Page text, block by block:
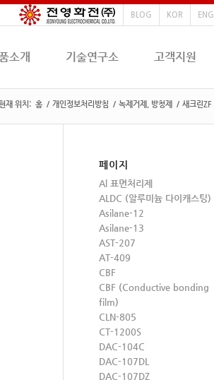
BLOG KOR ENG
소개 기술연구소 고객지원
재 위치: 홈 / 개인정보처리방침 / 녹제거제, 방청제 / 새크린ZF
페이지
Al 표면처리제
ALDC (알루미늄 다이캐스팅)
Asilane-12
Asilane-13
AST-207
AT-409
CBF
CBF (Conductive bonding
film)
CLN-805
CT-1200S
DAC-104C
DAC-107DL
DAC-107DZ